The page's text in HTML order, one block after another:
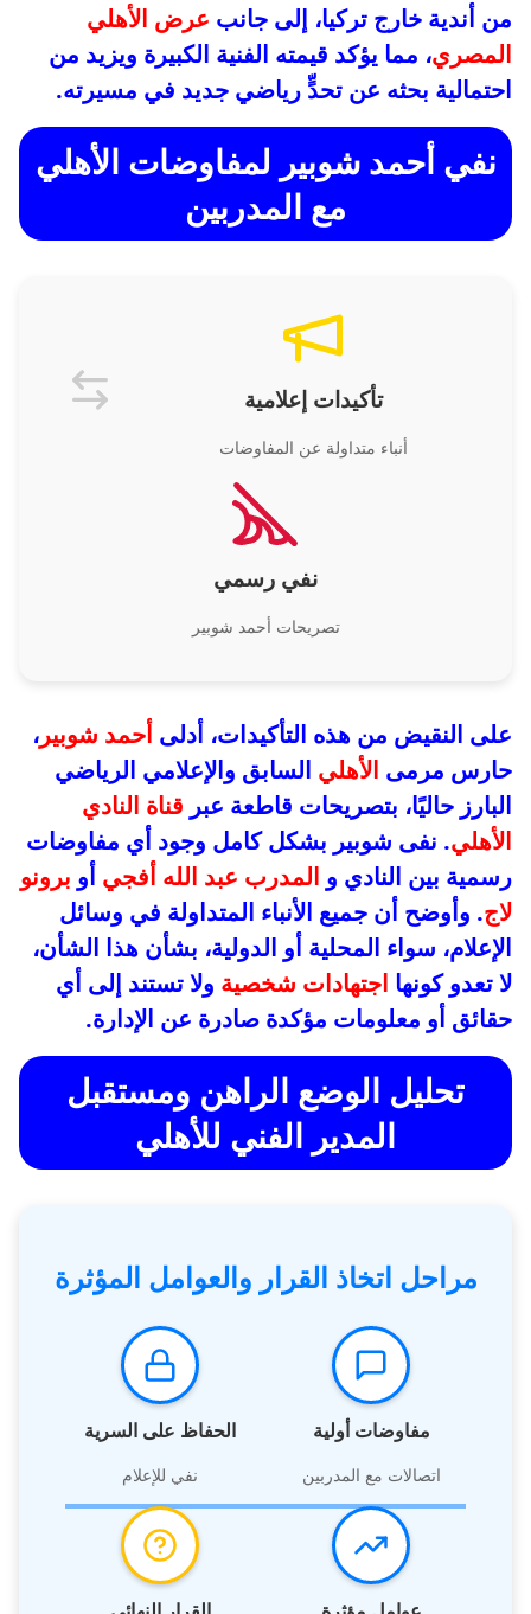
من أندية خارج تركيا، إلى جانب عرض الأهلي
المصري، مما يؤكد قيمته الفنية الكبيرة ويزيد من
احتمالية بحثه عن تحدٍّ رياضي جديد في مسيرته.
نفي أحمد شوبير لمفاوضات الأهلي
مع المدربين
تأكيدات إعلامية
أنباء متداولة عن المفاوضات
نفي رسمي
تصريحات أحمد شوبير
على النقيض من هذه التأكيدات، أدلى أحمد شوبير،
حارس مرمى الأهلي السابق والإعلامي الرياضي
البارز حاليًا، بتصريحات قاطعة عبر قناة النادي
الأهلي. نفى شوبير بشكل كامل وجود أي مفاوضات
رسمية بين النادي و المدرب عبد الله أفجي أو برونو
لاج. وأوضح أن جميع الأنباء المتداولة في وسائل
الإعلام، سواء المحلية أو الدولية، بشأن هذا الشأن،
لا تعدو كونها اجتهادات شخصية ولا تستند إلى أي
حقائق أو معلومات مؤكدة صادرة عن الإدارة.
تحليل الوضع الراهن ومستقبل
المدير الفني للأهلي
مراحل اتخاذ القرار والعوامل المؤثرة
مفاوضات أولية
اتصالات مع المدربين
الحفاظ على السرية
نفي للإعلام